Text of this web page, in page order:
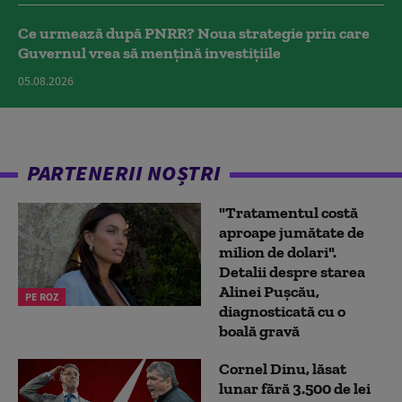
Ce urmează după PNRR? Noua strategie prin care
Guvernul vrea să mențină investițiile
05.08.2026
PARTENERII NOȘTRI
PE ROZ
"Tratamentul costă
aproape jumătate de
milion de dolari".
Detalii despre starea
Alinei Pușcău,
diagnosticată cu o
boală gravă
Cornel Dinu, lăsat
lunar fără 3.500 de lei